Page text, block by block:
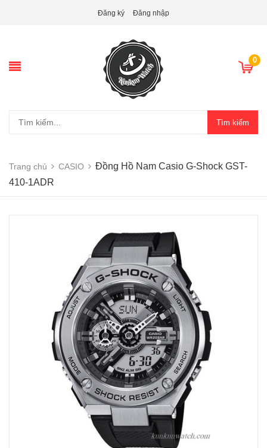
Đăng ký Đăng nhập
0
Tìm kiếm
Trang chủ CASIO
Đồng Hồ Nam Casio G-Shock GST-
410-1ADR